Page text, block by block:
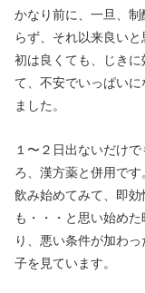
かなり前に、一旦、
らず、それ以来良い
初は良くても、じき
て、不安でいっぱい
ました。
１〜２日出ないだけ
ろ、漢方薬と併用です
飲み始めてみて、即
も・・・と思い始め
り、悪い条件が加わ
子を見ています。